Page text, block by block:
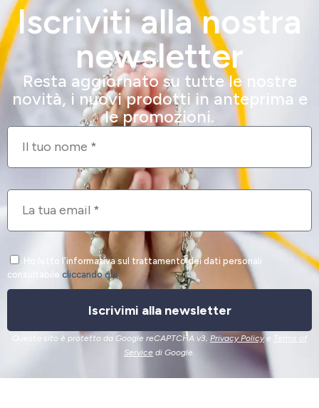
Iscriviti alla nostra
newsletter
Resta aggiornato su tutte le nostre
novità, i nuovi prodotti in anteprima e
le promozioni.
Ho letto l'informativa sul trattamento dei dati personali
consultabile cliccando qui.
Iscrivimi alla newsletter
Questo sito è protetto da Google reCAPTCHA v3, Privacy Policye Terms of
Service di Google.